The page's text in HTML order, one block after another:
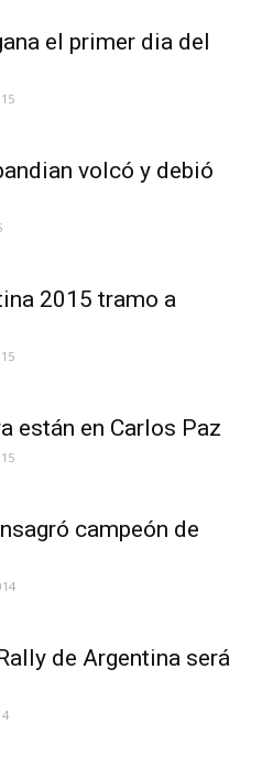
el primer dia del
volcó y debió
2015 tramo a
están en Carlos Paz
campeón de
de Argentina será